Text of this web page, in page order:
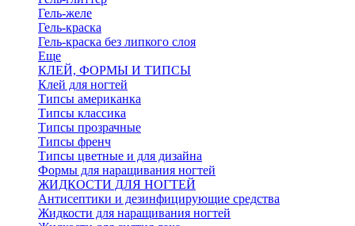
Гель-желе
Гель-краска
Гель-краска без липкого слоя
Еще
КЛЕЙ, ФОРМЫ И ТИПСЫ
Клей для ногтей
Типсы американка
Типсы классика
Типсы прозрачные
Типсы френч
Типсы цветные и для дизайна
Формы для наращивания ногтей
ЖИДКОСТИ ДЛЯ НОГТЕЙ
Антисептики и дезинфицирующие средства
Жидкости для наращивания ногтей